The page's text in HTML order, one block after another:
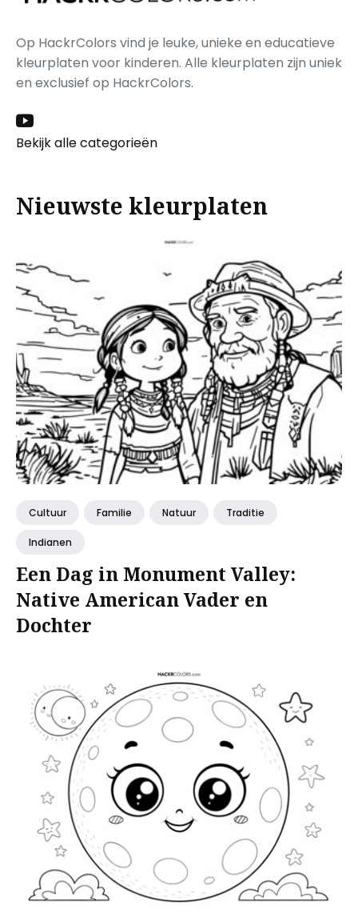
Op HackrColors vind je leuke, unieke en educatieve
kleurplaten voor kinderen. Alle kleurplaten zijn uniek
en exclusief op HackrColors.
Bekijk alle categorieën
Nieuwste kleurplaten
Cultuur Familie Natuur Traditie
Indianen
Een Dag in Monument Valley:
Native American Vader en
Dochter